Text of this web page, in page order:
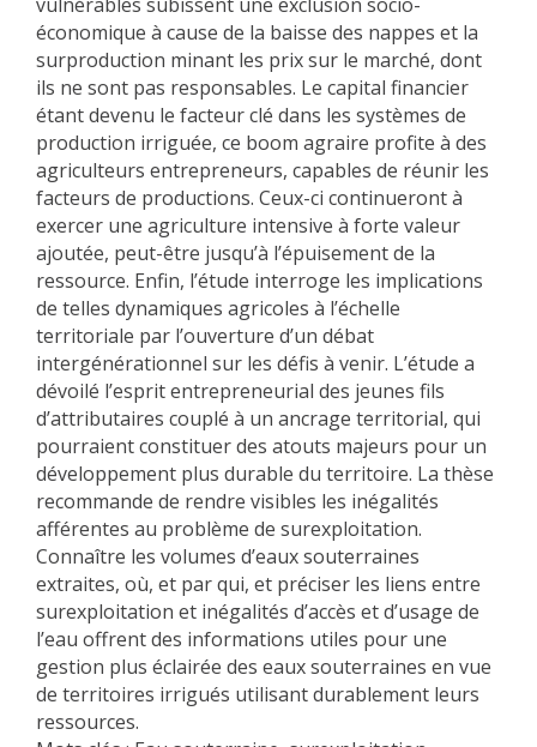
économique à cause de la baisse des nappes et la
surproduction minant les prix sur le marché, dont
ils ne sont pas responsables. Le capital financier
étant devenu le facteur clé dans les systèmes de
production irriguée, ce boom agraire profite à des
agriculteurs entrepreneurs, capables de réunir les
facteurs de productions. Ceux-ci continueront à
exercer une agriculture intensive à forte valeur
ajoutée, peut-être jusqu’à l’épuisement de la
ressource. Enfin, l’étude interroge les implications
de telles dynamiques agricoles à l’échelle
territoriale par l’ouverture d’un débat
intergénérationnel sur les défis à venir. L’étude a
dévoilé l’esprit entrepreneurial des jeunes fils
d’attributaires couplé à un ancrage territorial, qui
pourraient constituer des atouts majeurs pour un
développement plus durable du territoire. La thèse
recommande de rendre visibles les inégalités
afférentes au problème de surexploitation.
Connaître les volumes d’eaux souterraines
extraites, où, et par qui, et préciser les liens entre
surexploitation et inégalités d’accès et d’usage de
l’eau offrent des informations utiles pour une
gestion plus éclairée des eaux souterraines en vue
de territoires irrigués utilisant durablement leurs
ressources.